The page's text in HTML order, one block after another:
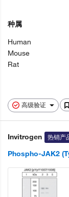
高级验证
种属
Human
Mouse
Rat
Invitrogen 热销产
Phospho-JAK2